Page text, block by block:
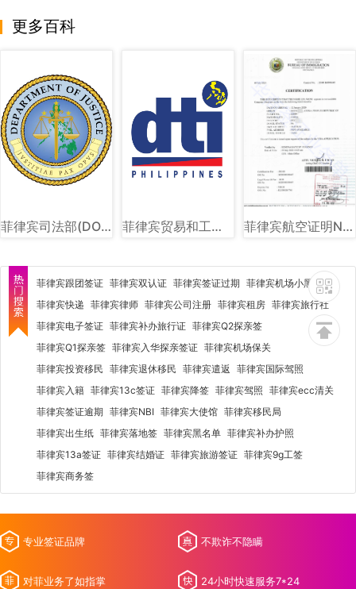
更多百科
菲律宾司法部(DOJ)图文讲解 菲律宾贸易和工业部（DTI）图文讲解 菲律宾航空证明NTSP图片样式讲解
菲律宾跟团签证 菲律宾双认证 菲律宾签证过期 菲律宾机场小黑屋
菲律宾快递 菲律宾律师 菲律宾公司注册 菲律宾租房 菲律宾旅行社
菲律宾电子签证 菲律宾补办旅行证 菲律宾Q2探亲签
菲律宾Q1探亲签 菲律宾入华探亲签证 菲律宾机场保关
菲律宾投资移民 菲律宾退休移民 菲律宾遣返 菲律宾国际驾照
菲律宾入籍 菲律宾13c签证 菲律宾降签 菲律宾驾照 菲律宾ecc清关
菲律宾签证逾期 菲律宾NBI 菲律宾大使馆 菲律宾移民局
菲律宾出生纸 菲律宾落地签 菲律宾黑名单 菲律宾补办护照
菲律宾13a签证 菲律宾结婚证 菲律宾旅游签证 菲律宾9g工签
菲律宾商务签
专业签证品牌 不欺诈不隐瞒
对菲业务了如指掌 24小时快速服务7*24